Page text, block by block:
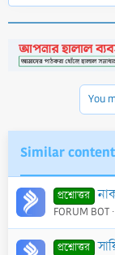
t
i
You
Similar content
প্রশ্নোত্তর নাক
FORUM BOT
প্রশ্নোত্তর সায়িম